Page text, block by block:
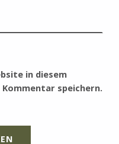
in diesem
speichern.